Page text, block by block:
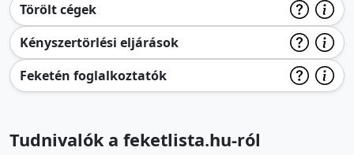
Törölt cégek
Kényszertörlési eljárások
Feketén foglalkoztatók
Tudnivalók a feketlista.hu-ról